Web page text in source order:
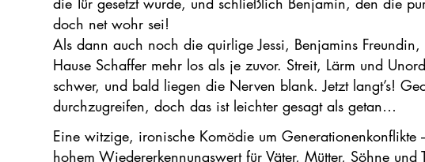
doch net wohr sei!
Als dann auch noch die quirlige Jessi, Benjamins
Hause Schaffer mehr los als je zuvor. Streit, Lärm und
schwer, und bald liegen die Nerven blank. Jetzt langt’s!
durchzugreifen, doch das ist leichter gesagt als getan…
Eine witzige, ironische Komödie um Generationenkonflikte
hohem Wiedererkennungswert für Väter, Mütter, Söhne und